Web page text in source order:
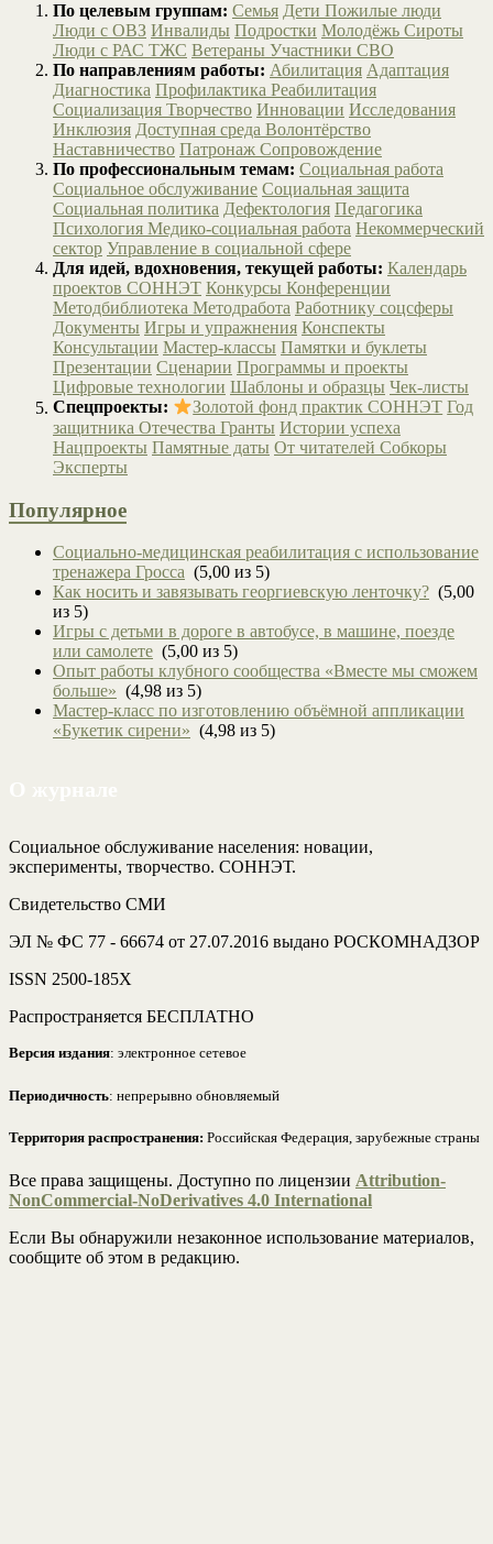
По целевым группам: Семья Дети Пожилые люди
Люди с ОВЗ Инвалиды Подростки Молодёжь Сироты
Люди с РАС ТЖС Ветераны Участники СВО
По направлениям работы: Абилитация Адаптация
Диагностика Профилактика Реабилитация
Социализация Творчество Инновации Исследования
Инклюзия Доступная среда Волонтёрство
Наставничество Патронаж Сопровождение
По профессиональным темам: Социальная работа
Социальное обслуживание Социальная защита
Социальная политика Дефектология Педагогика
Психология Медико-социальная работа Некоммерческий
сектор Управление в социальной сфере
Для идей, вдохновения, текущей работы: Календарь
проектов СОННЭТ Конкурсы Конференции
Методбиблиотека Методработа Работнику соцсферы
Документы Игры и упражнения Конспекты
Консультации Мастер-классы Памятки и буклеты
Презентации Сценарии Программы и проекты
Цифровые технологии Шаблоны и образцы Чек-листы
Спецпроекты:
Золотой фонд практик СОННЭТ Год
защитника Отечества Гранты Истории успеха
Нацпроекты Памятные даты От читателей Собкоры
Эксперты
Популярное
Социально-медицинская реабилитация с использование
тренажера Гросса (5,00 из 5)
Как носить и завязывать георгиевскую ленточку? (5,00
из 5)
Игры с детьми в дороге в автобусе, в машине, поезде
или самолете (5,00 из 5)
Опыт работы клубного сообщества «Вместе мы сможем
больше» (4,98 из 5)
Мастер-класс по изготовлению объёмной аппликации
«Букетик сирени» (4,98 из 5)
Социальное обслуживание населения: новации,
эксперименты, творчество. СОННЭТ.
Свидетельство СМИ
ЭЛ № ФС 77 - 66674 от 27.07.2016 выдано РОСКОМНАДЗОР
ISSN 2500-185Х
Распространяется БЕСПЛАТНО
Версия издания: электронное сетевое
Периодичность: непрерывно обновляемый
Территория распространения: Российская Федерация, зарубежные страны
Все права защищены. Доступно по лицензии Attribution-
NonCommercial-NoDerivatives 4.0 International
Если Вы обнаружили незаконное использование материалов,
сообщите об этом в редакцию.